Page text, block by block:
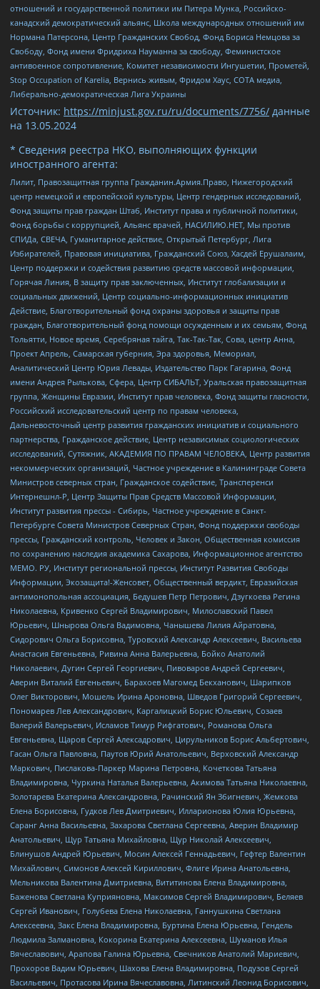
отношений и государственной политики им Питера Мунка, Российско-
канадский демократический альянс, Школа международных отношений им
Нормана Патерсона, Центр Гражданских Свобод, Фонд Бориса Немцова за
Свободу, Фонд имени Фридриха Науманна за свободу, Феминистское
антивоенное сопротивление, Комитет независимости Ингушетии, Прометей,
Stop Occupation of Karelia, Вернись живым, Фридом Хаус, СОТА медиа,
Либерально-демократическая Лига Украины
Источник: https://minjust.gov.ru/ru/documents/7756/ данные
на 13.05.2024
* Сведения реестра НКО, выполняющих функции
иностранного агента:
Лилит, Правозащитная группа Гражданин.Армия.Право, Нижегородский
центр немецкой и европейской культуры, Центр гендерных исследований,
Фонд защиты прав граждан Штаб, Институт права и публичной политики,
Фонд борьбы с коррупцией, Альянс врачей, НАСИЛИЮ.НЕТ, Мы против
СПИДа, СВЕЧА, Гуманитарное действие, Открытый Петербург, Лига
Избирателей, Правовая инициатива, Гражданский Союз, Хасдей Ерушалаим,
Центр поддержки и содействия развитию средств массовой информации,
Горячая Линия, В защиту прав заключенных, Институт глобализации и
социальных движений, Центр социально-информационных инициатив
Действие, Благотворительный фонд охраны здоровья и защиты прав
граждан, Благотворительный фонд помощи осужденным и их семьям, Фонд
Тольятти, Новое время, Серебряная тайга, Так-Так-Так, Сова, центр Анна,
Проект Апрель, Самарская губерния, Эра здоровья, Мемориал,
Аналитический Центр Юрия Левады, Издательство Парк Гагарина, Фонд
имени Андрея Рылькова, Сфера, Центр СИБАЛЬТ, Уральская правозащитная
группа, Женщины Евразии, Институт прав человека, Фонд защиты гласности,
Российский исследовательский центр по правам человека,
Дальневосточный центр развития гражданских инициатив и социального
партнерства, Гражданское действие, Центр независимых социологических
исследований, Сутяжник, АКАДЕМИЯ ПО ПРАВАМ ЧЕЛОВЕКА, Центр развития
некоммерческих организаций, Частное учреждение в Калининграде Совета
Министров северных стран, Гражданское содействие, Трансперенси
Интернешнл-Р, Центр Защиты Прав Средств Массовой Информации,
Институт развития прессы - Сибирь, Частное учреждение в Санкт-
Петербурге Совета Министров Северных Стран, Фонд поддержки свободы
прессы, Гражданский контроль, Человек и Закон, Общественная комиссия
по сохранению наследия академика Сахарова, Информационное агентство
МЕМО. РУ, Институт региональной прессы, Институт Развития Свободы
Информации, Экозащита!-Женсовет, Общественный вердикт, Евразийская
антимонопольная ассоциация, Бедушев Петр Петрович, Дзугкоева Регина
Николаевна, Кривенко Сергей Владимирович, Милославский Павел
Юрьевич, Шнырова Ольга Вадимовна, Чанышева Лилия Айратовна,
Сидорович Ольга Борисовна, Туровский Александр Алексеевич, Васильева
Анастасия Евгеньевна, Ривина Анна Валерьевна, Бойко Анатолий
Николаевич, Дугин Сергей Георгиевич, Пивоваров Андрей Сергеевич,
Аверин Виталий Евгеньевич, Барахоев Магомед Бекханович, Шарипков
Олег Викторович, Мошель Ирина Ароновна, Шведов Григорий Сергеевич,
Пономарев Лев Александрович, Каргалицкий Борис Юльевич, Созаев
Валерий Валерьевич, Исламов Тимур Рифгатович, Романова Ольга
Евгеньевна, Щаров Сергей Алексадрович, Цирульников Борис Альбертович,
Гасан Ольга Павловна, Паутов Юрий Анатольевич, Верховский Александр
Маркович, Пислакова-Паркер Марина Петровна, Кочеткова Татьяна
Владимировна, Чуркина Наталья Валерьевна, Акимова Татьяна Николаевна,
Золотарева Екатерина Александровна, Рачинский Ян Збигневич, Жемкова
Елена Борисовна, Гудков Лев Дмитриевич, Илларионова Юлия Юрьевна,
Саранг Анна Васильевна, Захарова Светлана Сергеевна, Аверин Владимир
Анатольевич, Щур Татьяна Михайловна, Щур Николай Алексеевич,
Блинушов Андрей Юрьевич, Мосин Алексей Геннадьевич, Гефтер Валентин
Михайлович, Симонов Алексей Кириллович, Флиге Ирина Анатольевна,
Мельникова Валентина Дмитриевна, Вититинова Елена Владимировна,
Баженова Светлана Куприяновна, Максимов Сергей Владимирович, Беляев
Сергей Иванович, Голубева Елена Николаевна, Ганнушкина Светлана
Алексеевна, Закс Елена Владимировна, Буртина Елена Юрьевна, Гендель
Людмила Залмановна, Кокорина Екатерина Алексеевна, Шуманов Илья
Вячеславович, Арапова Галина Юрьевна, Свечников Анатолий Мариевич,
Прохоров Вадим Юрьевич, Шахова Елена Владимировна, Подузов Сергей
Васильевич, Протасова Ирина Вячеславовна, Литинский Леонид Борисович,